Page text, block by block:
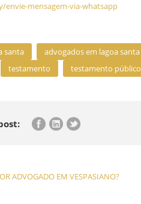
envie-mensagem-via-whatsapp
santa advogados em lagoa santa
testamento testamento público
ADVOGADO EM VESPASIANO?